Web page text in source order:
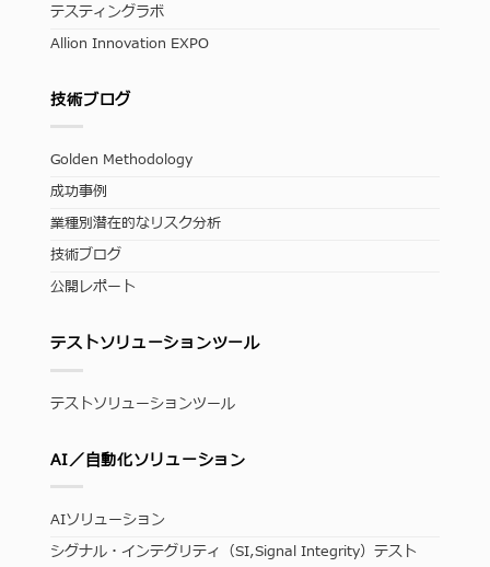
テスティングラボ
Allion Innovation EXPO
技術ブログ
Golden Methodology
成功事例
業種別潜在的なリスク分析
技術ブログ
公開レポート
テストソリューションツール
テストソリューションツール
AI／自動化ソリューション
AIソリューション
シグナル・インテグリティ（SI,Signal Integrity）テスト